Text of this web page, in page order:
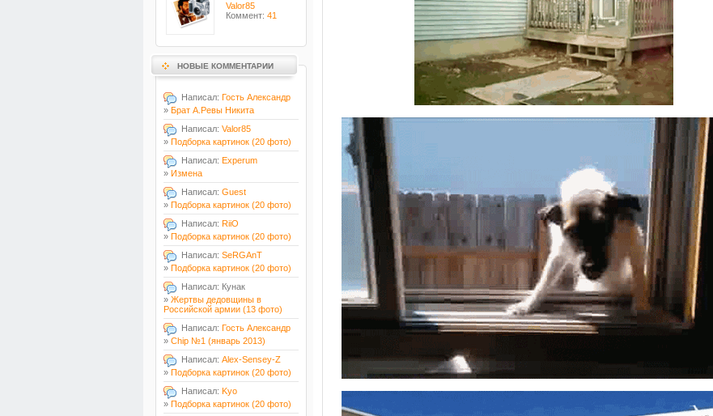
Valor85
Коммент: 41
НОВЫЕ КОММЕНТАРИИ
Написал: Гость Александр
» Брат А.Ревы Никита
Написал: Valor85
» Подборка картинок (20 фото)
Написал: Experum
» Измена
Написал: Guest
» Подборка картинок (20 фото)
Написал: RiiO
» Подборка картинок (20 фото)
Написал: SeRGAnT
» Подборка картинок (20 фото)
Написал: Кунак
» Жертвы дедовщины в
Российской армии (13 фото)
Написал: Гость Александр
» Chip №1 (январь 2013)
Написал: Alex-Sensey-Z
» Подборка картинок (20 фото)
Написал: Kyo
» Подборка картинок (20 фото)